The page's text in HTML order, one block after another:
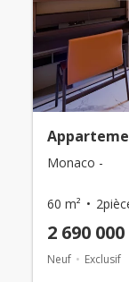
Monaco -
60 m²
2 690
Neuf Exclusif